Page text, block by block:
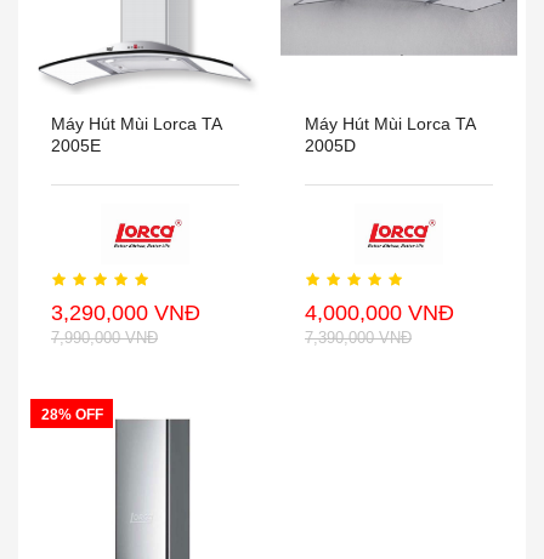
Máy Hút Mùi Lorca TA
2005E
3,290,000 VNĐ
7,990,000 VNĐ
Máy Hút Mùi Lorca TA
2005D
4,000,000 VNĐ
7,390,000 VNĐ
28% OFF